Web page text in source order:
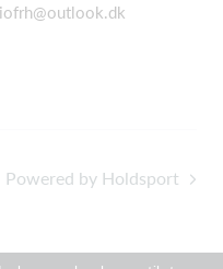
Powered by Holdsport